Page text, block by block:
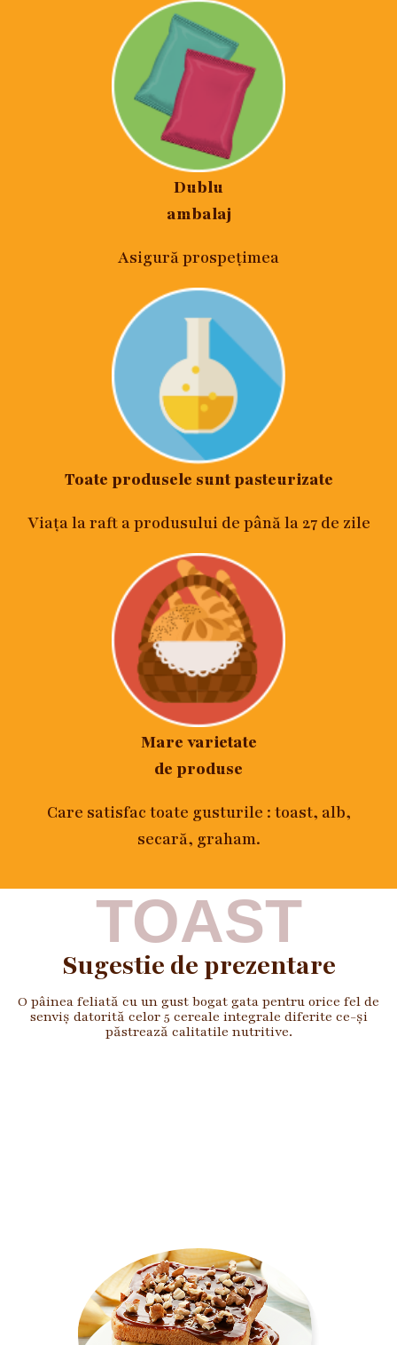
Dublu
ambalaj
Asigură prospețimea
Toate produsele sunt pasteurizate
Viața la raft a produsului de până la 27 de zile
Mare varietate
de produse
Care satisfac toate gusturile : toast, alb,
secară, graham.
TOAST
Sugestie de prezentare
O pâinea feliată cu un gust bogat gata pentru orice fel de
senviș datorită celor 5 cereale integrale diferite ce-și
păstrează calitatile nutritive.